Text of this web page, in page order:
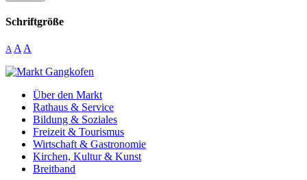
Schriftgröße
A A A
Über den Markt
Rathaus & Service
Bildung & Soziales
Freizeit & Tourismus
Wirtschaft & Gastronomie
Kirchen, Kultur & Kunst
Breitband